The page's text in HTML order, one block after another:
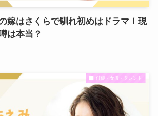
嫁はさくらで馴れ初めはドラマ！現
は本当？
俳優・女優・タレント